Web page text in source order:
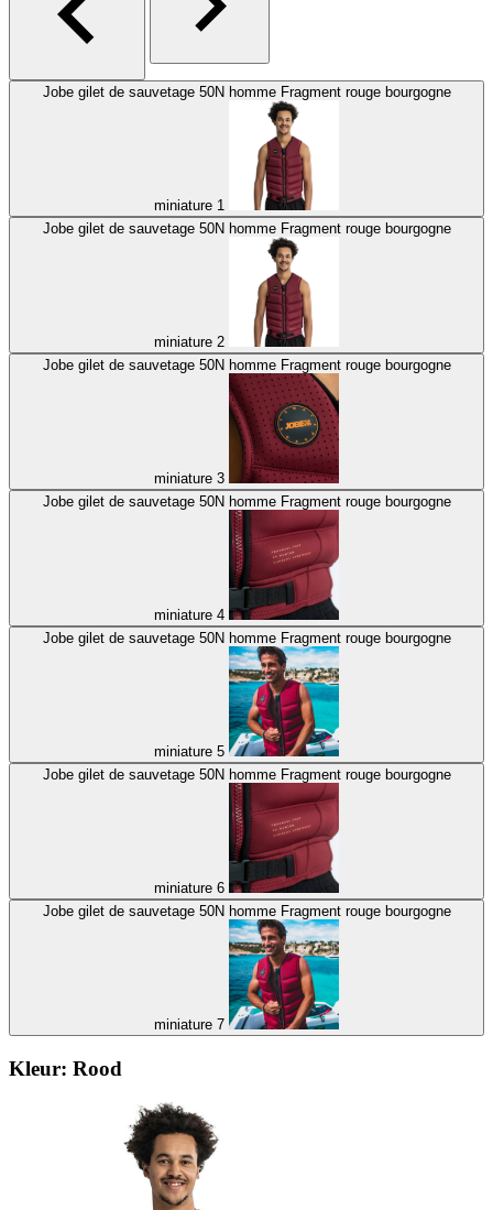
Jobe gilet de sauvetage 50N homme Fragment rouge bourgogne
miniature 1
Jobe gilet de sauvetage 50N homme Fragment rouge bourgogne
miniature 2
Jobe gilet de sauvetage 50N homme Fragment rouge bourgogne
miniature 3
Jobe gilet de sauvetage 50N homme Fragment rouge bourgogne
miniature 4
Jobe gilet de sauvetage 50N homme Fragment rouge bourgogne
miniature 5
Jobe gilet de sauvetage 50N homme Fragment rouge bourgogne
miniature 6
Jobe gilet de sauvetage 50N homme Fragment rouge bourgogne
miniature 7
Kleur: Rood